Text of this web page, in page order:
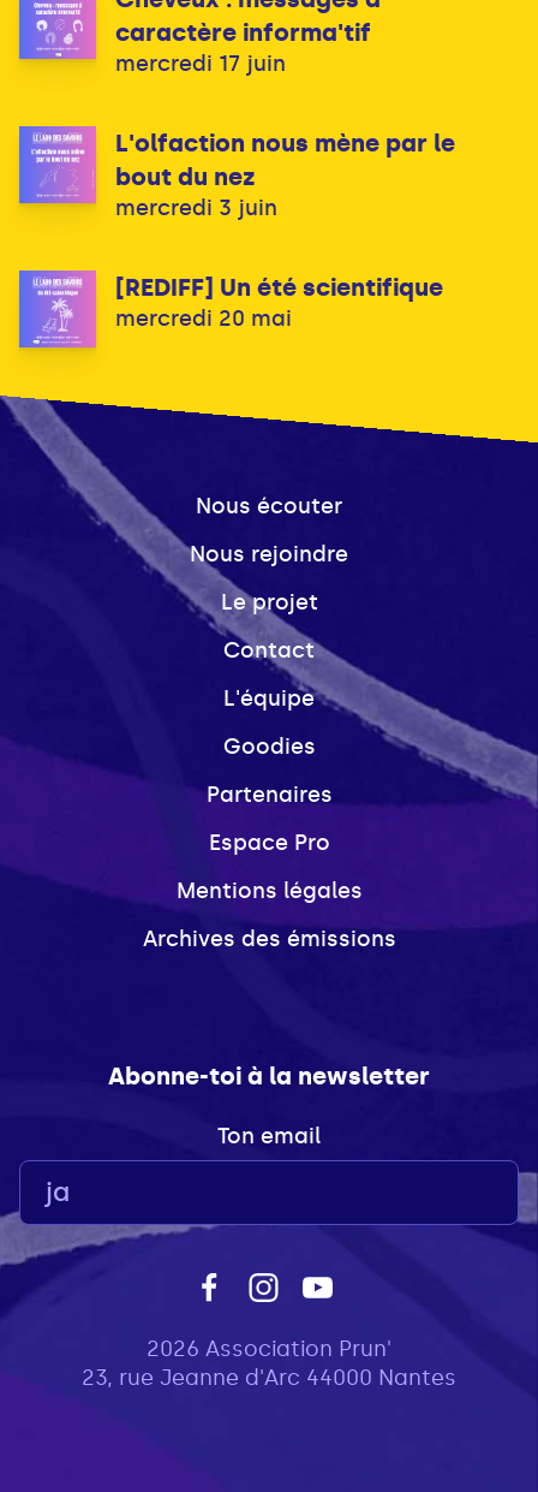
caractère informa'tif
mercredi 17 juin
L'olfaction nous mène par le
bout du nez
mercredi 3 juin
[REDIFF] Un été scientifique
mercredi 20 mai
Nous écouter
Nous rejoindre
Le projet
Contact
L'équipe
Goodies
Partenaires
Espace Pro
Mentions légales
Archives des émissions
Abonne-toi à la newsletter
Ton email
2026 Association Prun'
23, rue Jeanne d'Arc 44000 Nantes